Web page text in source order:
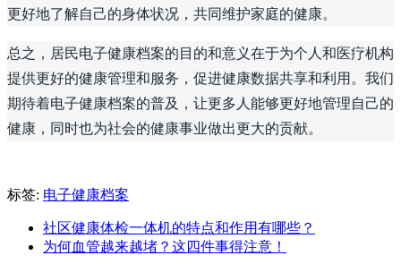
更好地了解自己的身体状况，共同维护家庭的健康。
总之，居民电子健康档案的目的和意义在于为个人和医疗机构
提供更好的健康管理和服务，促进健康数据共享和利用。我们
期待着电子健康档案的普及，让更多人能够更好地管理自己的
健康，同时也为社会的健康事业做出更大的贡献。
标签: 电子健康档案
社区健康体检一体机的特点和作用有哪些？
为何血管越来越堵？这四件事得注意！